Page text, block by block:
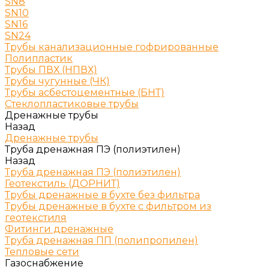
SN10
SN16
SN24
Трубы канализационные гофрированные
Полипластик
Трубы ПВХ (НПВХ)
Трубы чугунные (ЧК)
Трубы асбестоцементные (БНТ)
Стеклопластиковые трубы
Дренажные трубы
Назад
Дренажные трубы
Труба дренажная ПЭ (полиэтилен)
Назад
Труба дренажная ПЭ (полиэтилен)
Геотекстиль (ДОРНИТ)
Трубы дренажные в бухте без фильтра
Трубы дренажные в бухте с фильтром из
геотекстиля
Фитинги дренажные
Труба дренажная ПП (полипропилен)
Тепловые сети
Газоснабжение